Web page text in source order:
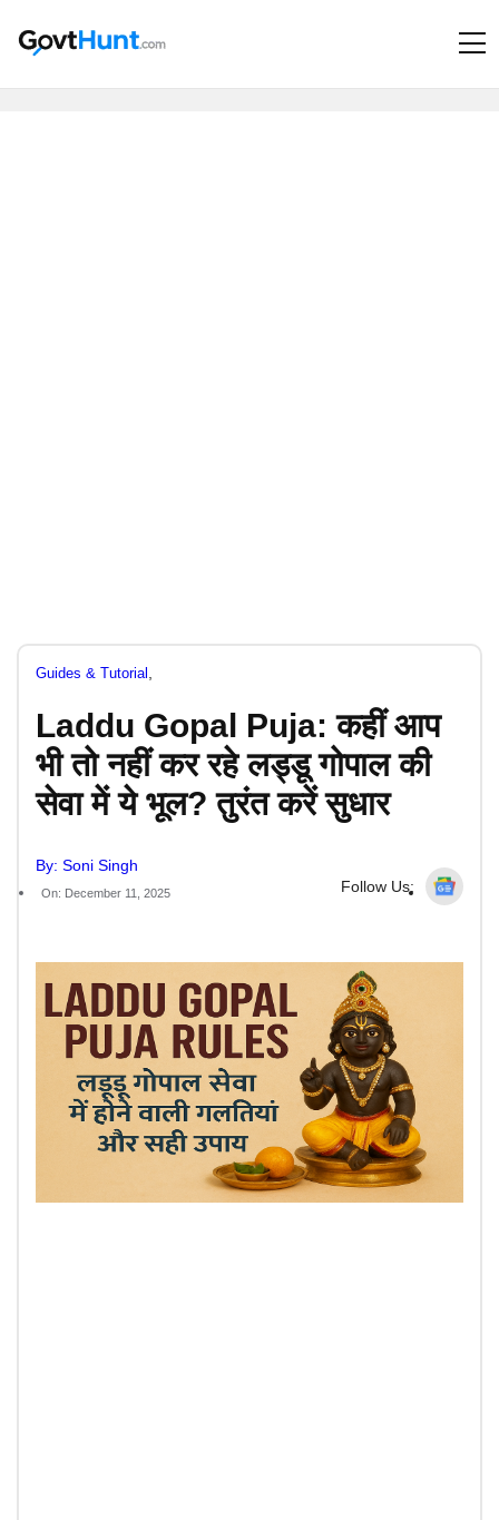
Guides & Tutorial
Laddu Gopal Puja: कहीं आप
भी तो नहीं कर रहे लड्डू गोपाल की
सेवा में ये भूल? तुरंत करें सुधार
By: Soni Singh
On: December 11, 2025 Follow Us: